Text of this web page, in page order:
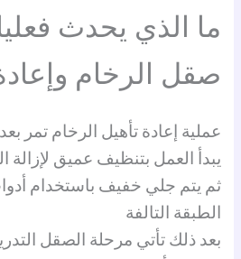
ما الذي يحدث
صقل الرخام
عملية إعادة تأهيل الرخام تمر
يبدأ العمل بتنظيف عميق لإزالة
ثم يتم جلي خفيف باستخدام
الطبقة التالفة
بعد ذلك تأتي مرحلة الصقل